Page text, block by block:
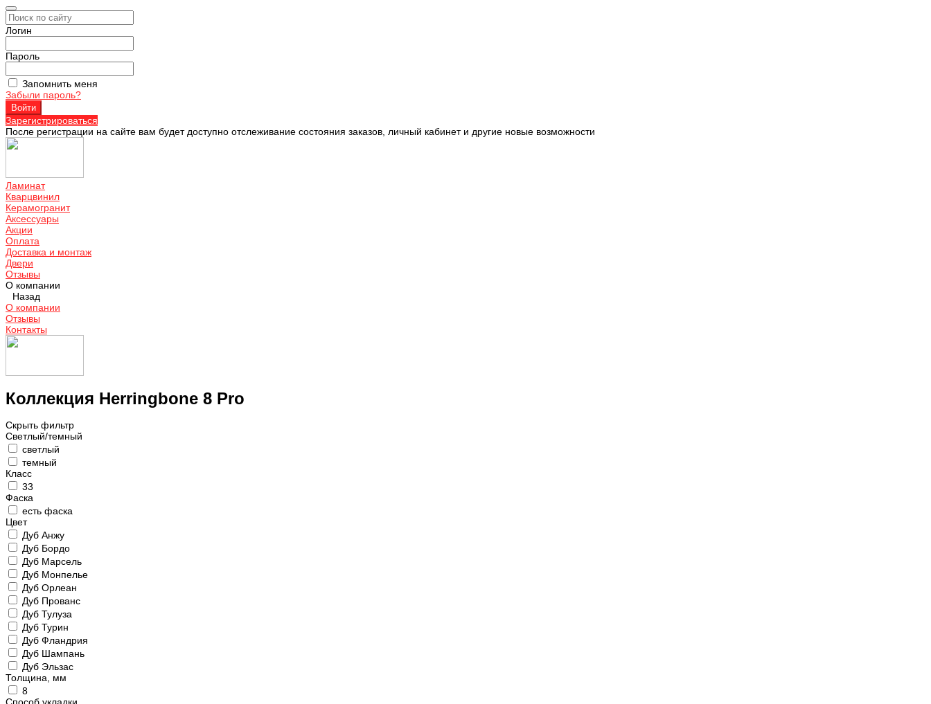
Логин
Пароль
Запомнить меня
Забыли пароль?
Зарегистрироваться
После регистрации на сайте вам будет доступно отслеживание состояния заказов, личный кабинет и другие новые возможности
Ламинат
Кварцвинил
Керамогранит
Аксессуары
Акции
Оплата
Доставка и монтаж
Двери
Отзывы
О компании
Назад
О компании
Отзывы
Контакты
Коллекция Herringbone 8 Pro
Скрыть фильтр
Светлый/темный
светлый
темный
Класс
33
Фаска
есть фаска
Цвет
Дуб Анжу
Дуб Бордо
Дуб Марсель
Дуб Монпелье
Дуб Орлеан
Дуб Прованс
Дуб Тулуза
Дуб Турин
Дуб Фландрия
Дуб Шампань
Дуб Эльзас
Толщина, мм
8